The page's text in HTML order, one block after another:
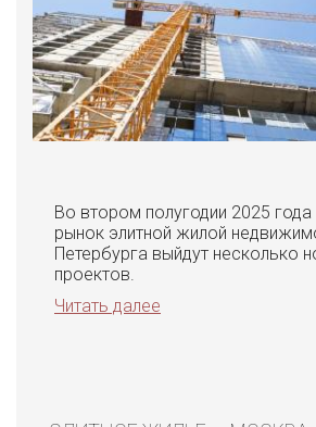
Во втором полугодии 2025 года
рынок элитной жилой
Петербурга выйдут несколько
проектов.
Читать далее